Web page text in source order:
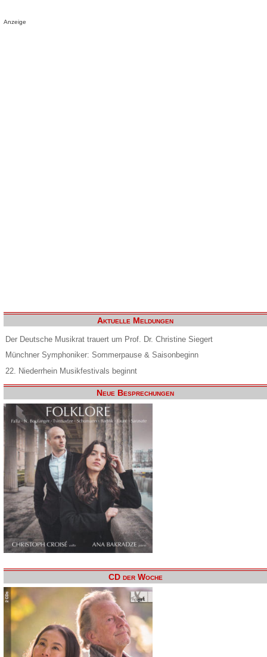
Anzeige
Aktuelle Meldungen
Der Deutsche Musikrat trauert um Prof. Dr. Christine Siegert
Münchner Symphoniker: Sommerpause & Saisonbeginn
22. Niederrhein Musikfestivals beginnt
Neue Besprechungen
CD der Woche